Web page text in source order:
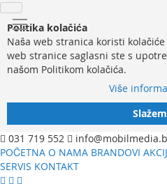
Politika kolačića
Naša web stranica koristi
web stranice saglasni ste s
našom Politikom kolačića.
Više
031 719 552
POČETNA O NAMA BRANDOVI
SERVIS KONTAKT